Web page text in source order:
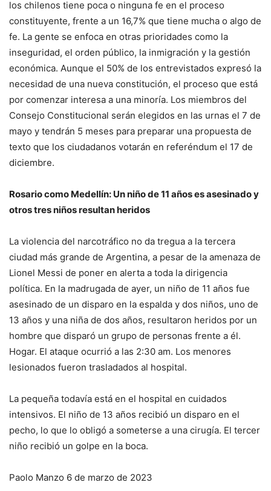
los chilenos tiene poca o ninguna fe en el proceso
constituyente, frente a un 16,7% que tiene mucha o algo de
fe. La gente se enfoca en otras prioridades como la
inseguridad, el orden público, la inmigración y la gestión
económica. Aunque el 50% de los entrevistados expresó la
necesidad de una nueva constitución, el proceso que está
por comenzar interesa a una minoría. Los miembros del
Consejo Constitucional serán elegidos en las urnas el 7 de
mayo y tendrán 5 meses para preparar una propuesta de
texto que los ciudadanos votarán en referéndum el 17 de
diciembre.
Rosario como Medellín: Un niño de 11 años es asesinado y
otros tres niños resultan heridos
La violencia del narcotráfico no da tregua a la tercera
ciudad más grande de Argentina, a pesar de la amenaza de
Lionel Messi de poner en alerta a toda la dirigencia
política. En la madrugada de ayer, un niño de 11 años fue
asesinado de un disparo en la espalda y dos niños, uno de
13 años y una niña de dos años, resultaron heridos por un
hombre que disparó un grupo de personas frente a él.
Hogar. El ataque ocurrió a las 2:30 am. Los menores
lesionados fueron trasladados al hospital.
La pequeña todavía está en el hospital en cuidados
intensivos. El niño de 13 años recibió un disparo en el
pecho, lo que lo obligó a someterse a una cirugía. El tercer
niño recibió un golpe en la boca.
Paolo Manzo 6 de marzo de 2023